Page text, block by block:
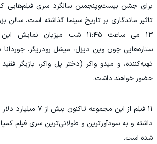
برای جشن بیست‌وپنجمین سالگرد سری فیلم‌هایی
تاثیر ماندگاری بر تاریخ سینما گذاشته است، سالن
۱۳ می ساعت ۱۱:۴۵ شب میزبان
ستاره‌هایی چون وین دیزل، میشل رودریگز، جوردانا
تهیه‌کننده، و میدو واکر (دختر پل واکر، بازیگر
حضور خواهند داشت.
۱۱ فیلم از این مجموعه
داشته و به سودآورترین و طولانی‌ترین سری فیلم
شده است.